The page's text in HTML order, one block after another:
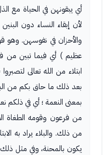
أي يبقونهن في الحياة مع
لأن إبقاء النساء دون
والأحزان في نفوسهن. وهو
عظيم ) أي فيما تبين من
ابتلاء من الله تعالى
بعد ذلك ما حاق بكم من
بمعنى النعمة ؛ أي في ذلكم
من فرعون وقومه الطغاة
من ذلك. والبلاء يراد به
يكون بالمحنة، وفي مثل